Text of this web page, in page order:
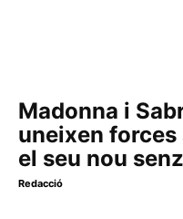
Madonna i
uneixen forces
el seu nou
Redacció